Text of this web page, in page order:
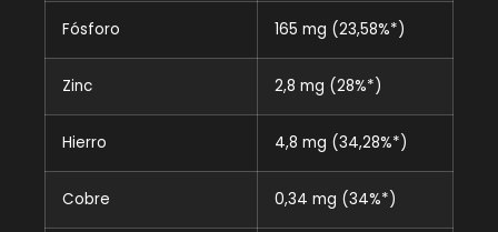
Fósforo 165 mg (23,58%*)
Zinc 2,8 mg (28%*)
Hierro 4,8 mg (34,28%*)
Cobre 0,34 mg (34%*)